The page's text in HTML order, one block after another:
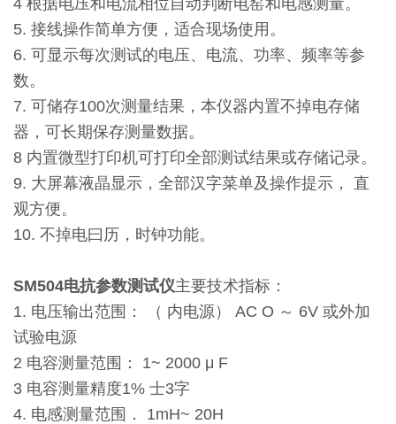
5. 接线操作简单方便，适合现场使用。
6. 可显示每次测试的电压、电流、功率、频率等参
数。
7. 可储存100次测量结果，本仪器内置不掉电存储
器，可长期保存测量数据。
8 内置微型打印机可打印全部测试结果或存储记录。
9. 大屏幕液晶显示，全部汉字菜单及操作提示， 直
观方便。
10. 不掉电曰历，时钟功能。
SM504电抗参数测试仪主要技术指标：
1. 电压输出范围： （ 内电源） AC O ～ 6V 或外加
试验电源
2 电容测量范围： 1~ 2000 μ F
3 电容测量精度1% 士3字
4. 电感测量范围． 1mH~ 20H